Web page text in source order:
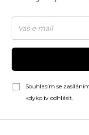
Souhlasím se
kdykoliv odhlásit.